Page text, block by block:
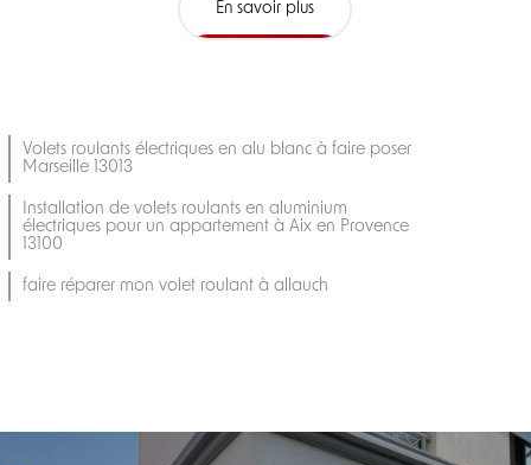
En savoir plus
Volets roulants électriques en alu blanc à faire poser
Marseille 13013
Installation de volets roulants en aluminium
électriques pour un appartement à Aix en Provence
13100
faire réparer mon volet roulant à allauch